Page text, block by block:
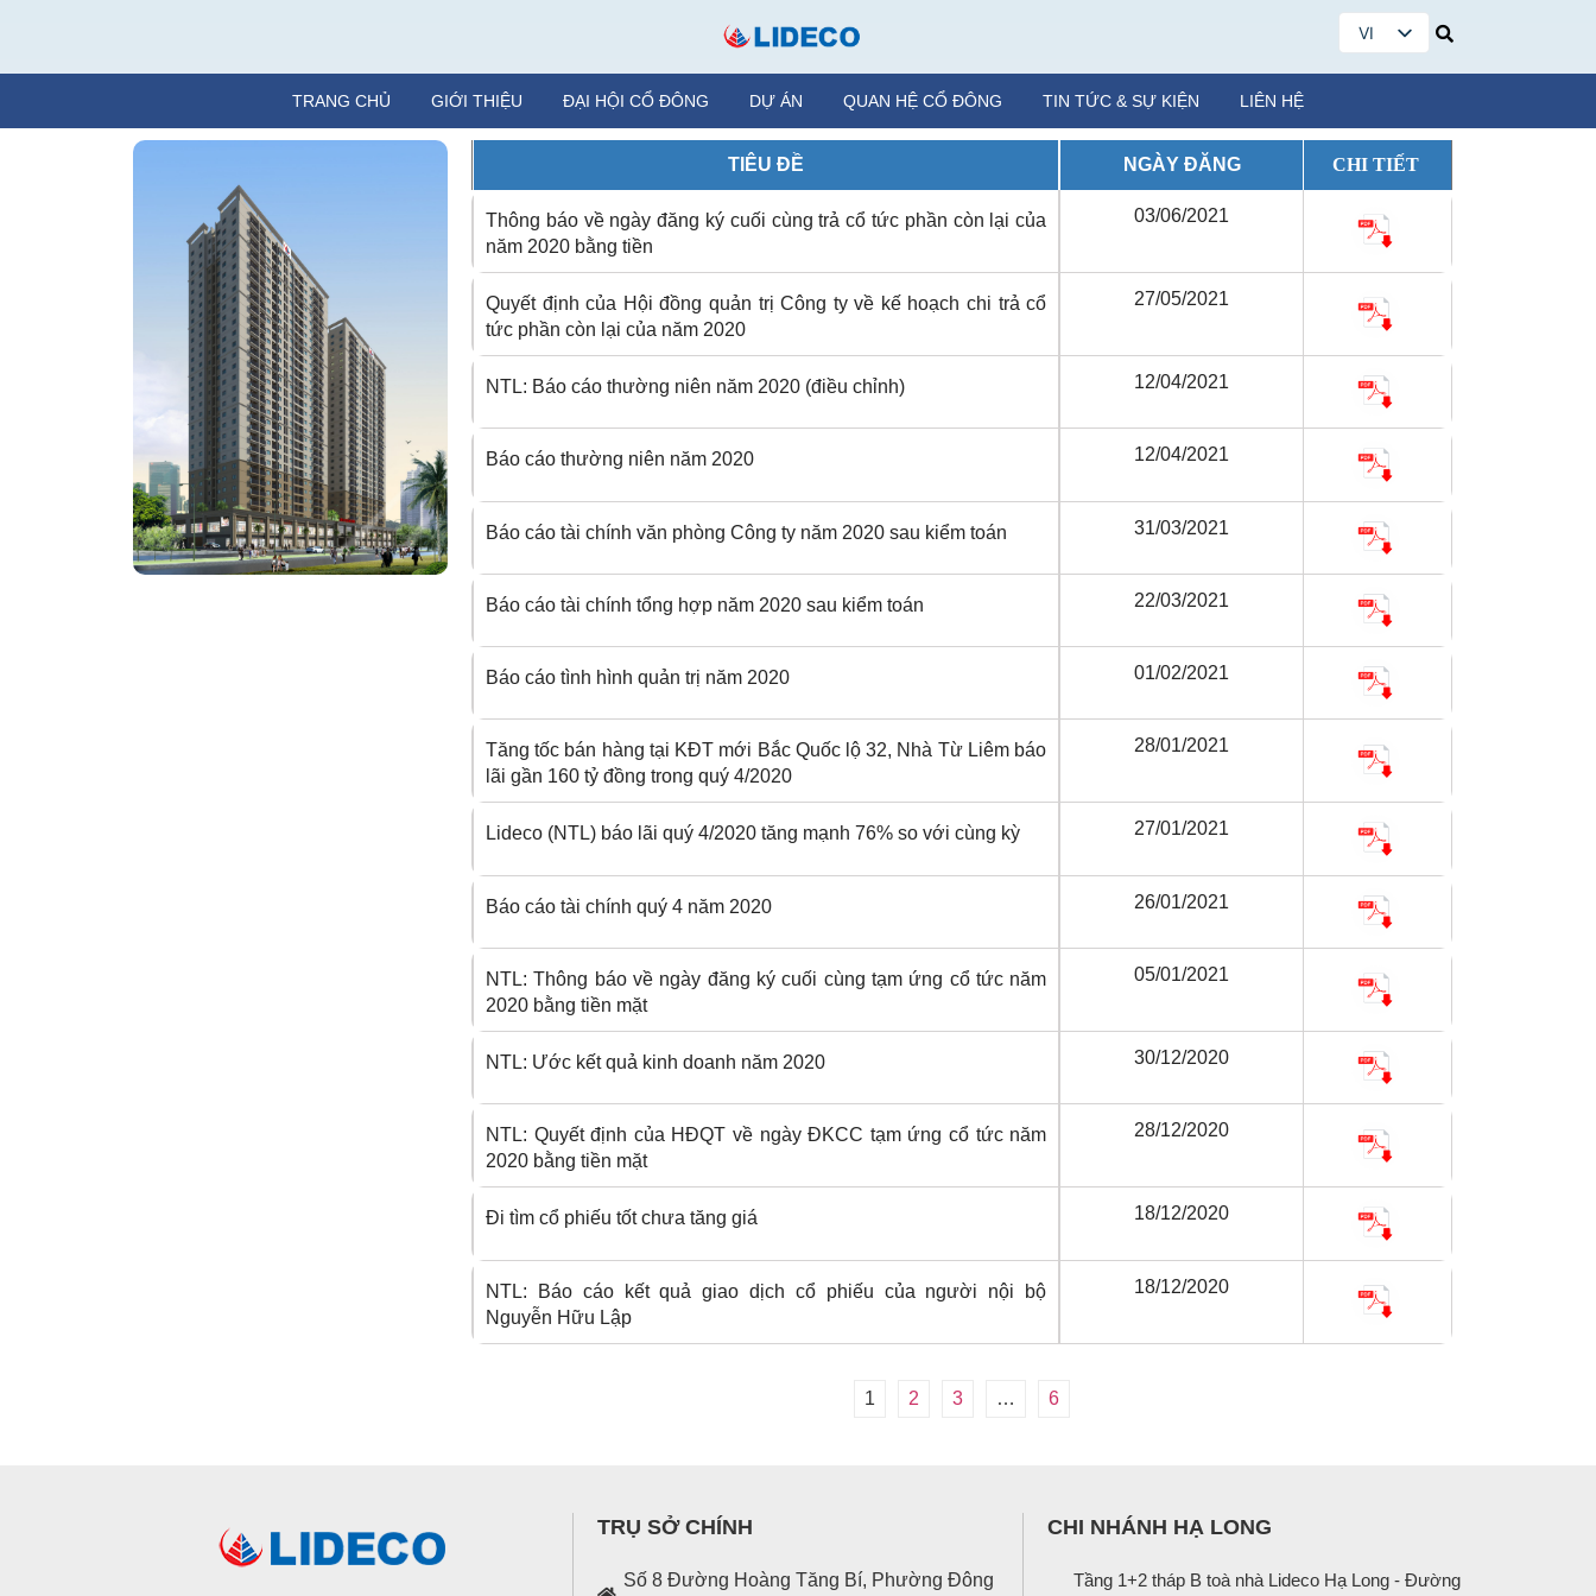
VI
EN
TRANG CHỦ GIỚI THIỆU ĐẠI HỘI CỔ ĐÔNG DỰ ÁN QUAN HỆ CỔ ĐÔNG TIN TỨC & SỰ KIỆN LIÊN HỆ
TIÊU ĐỀ NGÀY ĐĂNG CHI TIẾT
Thông báo về ngày đăng ký cuối cùng trả cổ tức phần còn lại của
năm 2020 bằng tiền
03/06/2021
Quyết định của Hội đồng quản trị Công ty về kế hoạch chi trả cổ
tức phần còn lại của năm 2020
27/05/2021
NTL: Báo cáo thường niên năm 2020 (điều chỉnh) 12/04/2021
Báo cáo thường niên năm 2020 12/04/2021
Báo cáo tài chính văn phòng Công ty năm 2020 sau kiểm toán 31/03/2021
Báo cáo tài chính tổng hợp năm 2020 sau kiểm toán 22/03/2021
Báo cáo tình hình quản trị năm 2020 01/02/2021
Tăng tốc bán hàng tại KĐT mới Bắc Quốc lộ 32, Nhà Từ Liêm báo
lãi gần 160 tỷ đồng trong quý 4/2020
28/01/2021
Lideco (NTL) báo lãi quý 4/2020 tăng mạnh 76% so với cùng kỳ 27/01/2021
Báo cáo tài chính quý 4 năm 2020 26/01/2021
NTL: Thông báo về ngày đăng ký cuối cùng tạm ứng cổ tức năm
2020 bằng tiền mặt
05/01/2021
NTL: Ước kết quả kinh doanh năm 2020 30/12/2020
NTL: Quyết định của HĐQT về ngày ĐKCC tạm ứng cổ tức năm
2020 bằng tiền mặt
28/12/2020
Đi tìm cổ phiếu tốt chưa tăng giá 18/12/2020
NTL: Báo cáo kết quả giao dịch cổ phiếu của người nội bộ
Nguyễn Hữu Lập
18/12/2020
1 2 3 … 6
TRỤ SỞ CHÍNH
Số 8 Đường Hoàng Tăng Bí, Phường Đông
CHI NHÁNH HẠ LONG
Tầng 1+2 tháp B toà nhà Lideco Hạ Long - Đường